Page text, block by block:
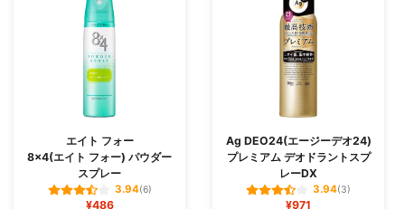
エイト フォー
8×4(エイト フォー) パウダー
スプレー
3.94(6)
¥486
Ag DEO24(エージーデオ24)
プレミアム デオドラントスプ
レーDX
3.94(3)
¥971